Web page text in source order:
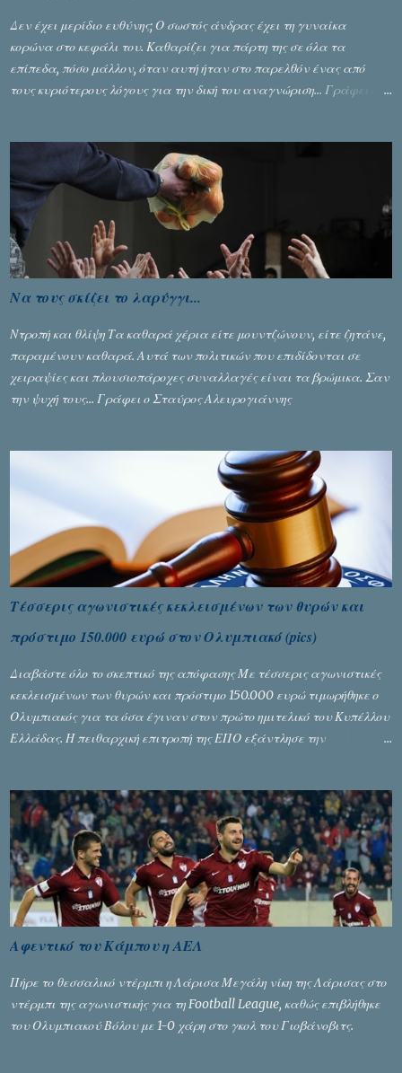
Δεν έχει μερίδιο ευθύνης; Ο σωστός άνδρας έχει τη γυναίκα
κορώνα στο κεφάλι του. Καθαρίζει για πάρτη της σε όλα τα
επίπεδα, πόσο μάλλον, όταν αυτή ήταν στο παρελθόν ένας από
τους κυριότερους λόγους για την δική του αναγνώριση... Γράφει ο
Να τους σκίζει το λαρύγγι...
Ντροπή και θλίψη Τα καθαρά χέρια είτε μουντζώνουν, είτε ζητάνε,
παραμένουν καθαρά. Αυτά των πολιτικών που επιδίδονται σε
χειραψίες και πλουσιοπάροχες συναλλαγές είναι τα βρώμικα. Σαν
την ψυχή τους... Γράφει ο Σταύρος Αλευρογιάννης
Τέσσερις αγωνιστικές κεκλεισμένων των θυρών και
πρόστιμο 150.000 ευρώ στον Ολυμπιακό (pics)
Διαβάστε όλο το σκεπτικό της απόφασης Με τέσσερις αγωνιστικές
κεκλεισμένων των θυρών και πρόστιμο 150.000 ευρώ τιμωρήθηκε ο
Ολυμπιακός για τα όσα έγιναν στον πρώτο ημιτελικό του Κυπέλλου
Ελλάδας. Η πειθαρχική επιτροπή της ΕΠΟ εξάντλησε την
αφαίρεσης βαθμών, όπως απαιτούσαν, αφού κάτι τέτοιο δεν ήταν
εφικτό, σύμφωνα με τα στοιχεία...
Αφεντικό του Κάμπου η ΑΕΛ
Πήρε το θεσσαλικό ντέρμπι η Λάρισα Μεγάλη νίκη της Λάρισας στο
ντέρμπι της αγωνιστικής για τη Football League, καθώς επιβλήθηκε
του Ολυμπιακού Βόλου με 1-0 χάρη στο γκολ του Γιοβάνοβιτς.